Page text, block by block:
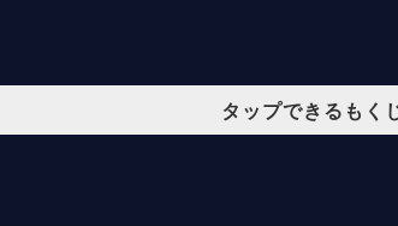
タップできるもく